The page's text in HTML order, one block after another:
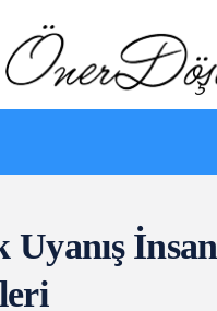
Uyanış